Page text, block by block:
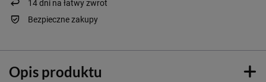
14dni na łatwy zwrot
Bezpieczne zakupy
Opis produktu